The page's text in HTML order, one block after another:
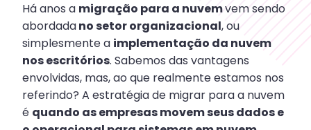
Há anos a migração para a nuvemvem sendo
abordadano setor organizacional, ou
simplesmente a implementação da nuvem
nos escritórios. Sabemos das vantagens
envolvidas, mas, ao que realmente estamos nos
referindo? A estratégia de migrar para a nuvem
é quando as empresas movem seus dados e